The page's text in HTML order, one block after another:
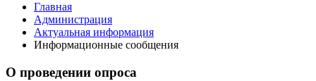
Главная
Администрация
Актуальная информация
Информационные сообщения
О проведении опроса